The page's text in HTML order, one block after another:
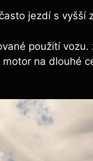
jezdí s vyšší
použití
na dlouhé